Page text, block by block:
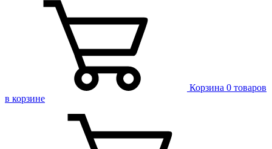
Корзина 0 товаров
в корзине